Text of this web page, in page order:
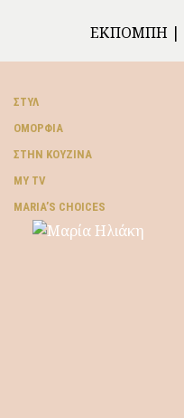
ΕΚΠΟΜΠΉ
ΣΤΥΛ
ΟΜΟΡΦΙΆ
ΣΤΗΝ ΚΟΥΖΊΝΑ
MY TV
ΜARIA’S CHOICES